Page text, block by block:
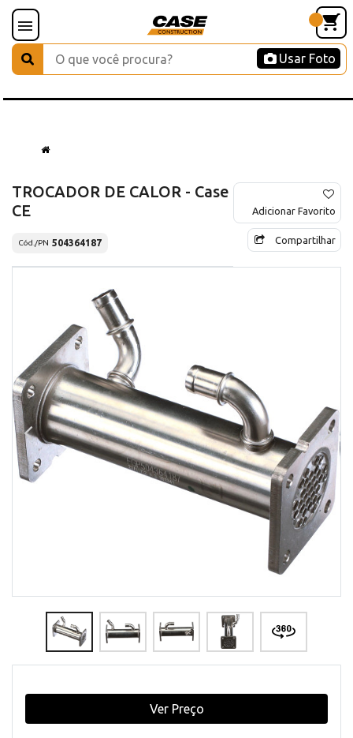
Usar Foto
TROCADOR DE CALOR - Case
CE
Cód./PN 504364187
Adicionar Favorito
Compartilhar
Ver Preço